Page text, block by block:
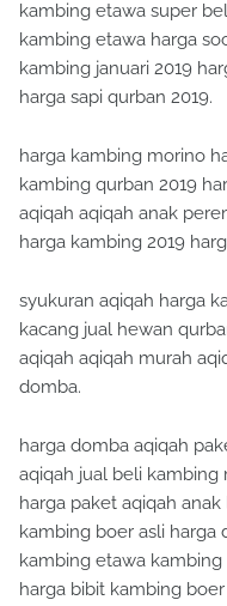
kambing etawa super
kambing etawa harga
kambing januari 2019
harga sapi qurban 2019.
harga kambing morino
kambing qurban 2019
aqiqah aqiqah anak
harga kambing 2019
syukuran aqiqah harga
kacang jual hewan
aqiqah aqiqah murah
domba.
harga domba aqiqah
aqiqah jual beli kambing
harga paket aqiqah
kambing boer asli harga
kambing etawa
harga bibit kambing